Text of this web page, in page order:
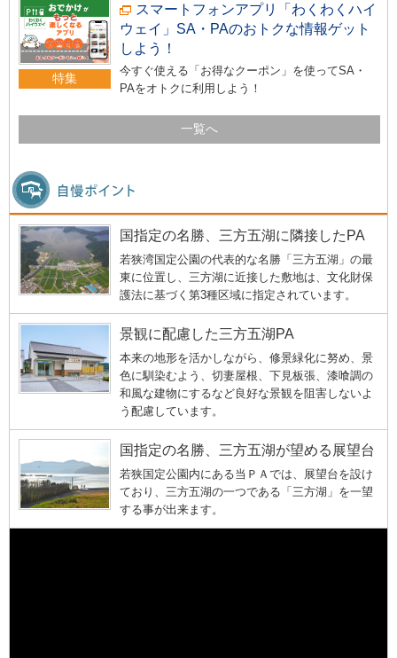
特集
スマートフォンアプリ「わくわくハイ
ウェイ」SA・PAのおトクな情報ゲット
しよう！
今すぐ使える「お得なクーポン」を使ってSA・
PAをオトクに利用しよう！
一覧へ
国指定の名勝、三方五湖に隣接したPA
若狭湾国定公園の代表的な名勝「三方五湖」の最
東に位置し、三方湖に近接した敷地は、文化財保
護法に基づく第3種区域に指定されています。
景観に配慮した三方五湖PA
本来の地形を活かしながら、修景緑化に努め、景
色に馴染むよう、切妻屋根、下見板張、漆喰調の
和風な建物にするなど良好な景観を阻害しないよ
う配慮しています。
国指定の名勝、三方五湖が望める展望台
若狭国定公園内にある当ＰＡでは、展望台を設け
ており、三方五湖の一つである「三方湖」を一望
する事が出来ます。